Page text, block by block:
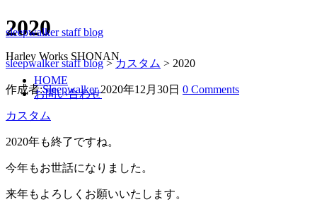
sleepwalker staff blog
Harley Works SHONAN
HOME
お問い合わせ
2020
sleepwalker staff blog> カスタム > 2020
作成者:Sleepwalker 2020年12月30日 0 Comments
カスタム
2020年も終了ですね。
今年もお世話になりました。
来年もよろしくお願いいたします。